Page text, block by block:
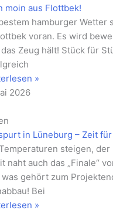
moin aus Flottbek!
hamburger Wetter
voran. Es wird
Zeug hält! Stück für
»
2026
in Lüneburg – Zeit
steigen,
naht auch das „Finale“
was gehört zum
Bei
»